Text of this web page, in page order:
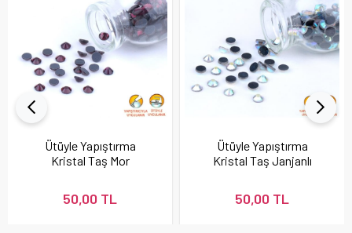
Ütüyle Yapıştırma
Kristal Taş Mor
50,00 TL
Ütüyle Yapıştırma
Kristal Taş Janjanlı
50,00 TL